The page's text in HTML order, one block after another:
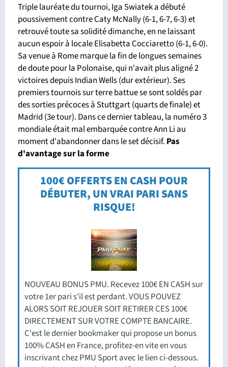
Triple lauréate du tournoi, Iga Swiatek a débuté
poussivement contre Caty McNally (6-1, 6-7, 6-3) et
retrouvé toute sa solidité dimanche, en ne laissant
aucun espoir à locale Elisabetta Cocciaretto (6-1, 6-0).
Sa venue à Rome marque la fin de longues semaines
de doute pour la Polonaise, qui n'avait plus aligné 2
victoires depuis Indian Wells (dur extérieur). Ses
premiers tournois sur terre battue se sont soldés par
des sorties précoces à Stuttgart (quarts de finale) et
Madrid (3e tour). Dans ce dernier tableau, la numéro 3
mondiale était mal embarquée contre Ann Li au
moment d'abandonner dans le set décisif. Pas
d'avantage sur la forme
100€ OFFERTS EN CASH POUR
DÉBUTER, UN VRAI PARI SANS
RISQUE!
NOUVEAU BONUS PMU. Recevez 100€ EN CASH sur
votre 1er pari s'il est perdant. VOUS POUVEZ
ALORS SOIT REJOUER SOIT RETIRER CES 100€
DIRECTEMENT SUR VOTRE COMPTE BANCAIRE.
C'est le dernier bookmaker qui propose un bonus
100% CASH en France, profitez-en vite en vous
inscrivant chez PMU Sport avec le lien ci-dessous.